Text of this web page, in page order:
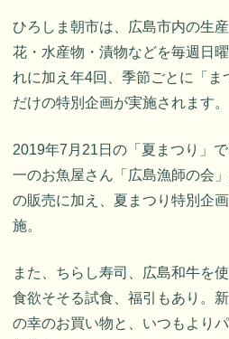
ひろしま朝市は、広島市内の生
花・水産物・漬物などを毎週日
れに加え年4回、季節ごとに「ま
だけの特別企画が実施されます。
2019年7月21日の「夏まつり」
一のお魚屋さん「広島漁師の会
の販売に加え、夏まつり特別企
施。
また、ちらし寿司、広島和牛を
食欲そそる試食、福引もあり。
の幸のお買い物と、いつもより